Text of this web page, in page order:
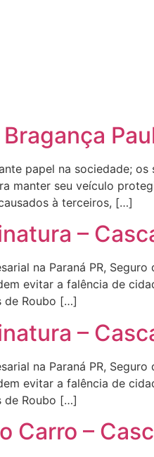
papel na sociedade;
manter seu veículo
à terceiros, […]
–
na Paraná PR,
evitar a falência de
de Roubo […]
–
na Paraná PR,
evitar a falência de
de Roubo […]
Carro –